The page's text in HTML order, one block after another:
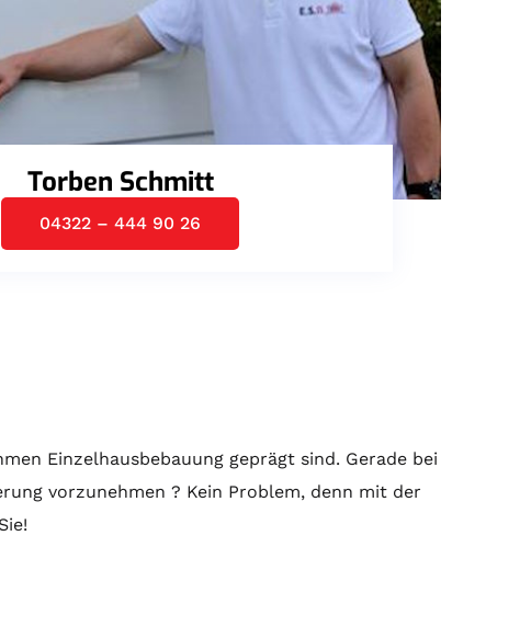
Torben Schmitt
04322 – 444 90 26
Einzelhausbebauung geprägt sind. Gerade bei
vorzunehmen ? Kein Problem, denn mit der